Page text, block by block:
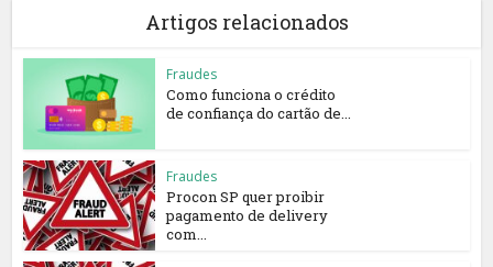
Artigos relacionados
Fraudes
Como funciona o crédito
de confiança do cartão de...
Fraudes
Procon SP quer proibir
pagamento de delivery
com...